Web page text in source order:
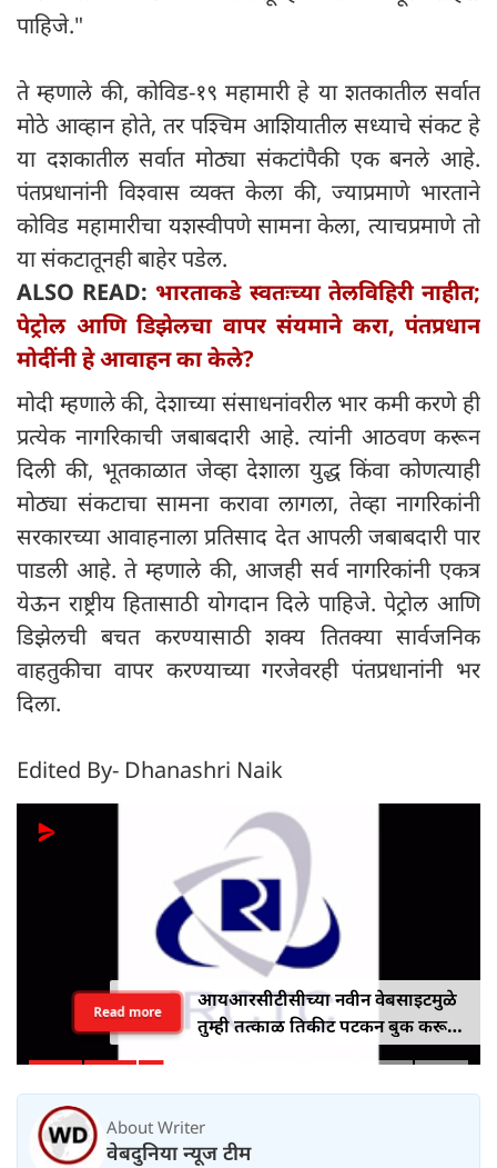
पाहिजे."
ते म्हणाले की, कोविड-१९ महामारी हे या शतकातील सर्वात
मोठे आव्हान होते, तर पश्चिम आशियातील सध्याचे संकट हे
या दशकातील सर्वात मोठ्या संकटांपैकी एक बनले आहे.
पंतप्रधानांनी विश्वास व्यक्त केला की, ज्याप्रमाणे भारताने
कोविड महामारीचा यशस्वीपणे सामना केला, त्याचप्रमाणे तो
या संकटातूनही बाहेर पडेल.
ALSO READ: भारताकडे स्वतःच्या तेलविहिरी नाहीत;
पेट्रोल आणि डिझेलचा वापर संयमाने करा, पंतप्रधान
मोदींनी हे आवाहन का केले?
मोदी म्हणाले की, देशाच्या संसाधनांवरील भार कमी करणे ही
प्रत्येक नागरिकाची जबाबदारी आहे. त्यांनी आठवण करून
दिली की, भूतकाळात जेव्हा देशाला युद्ध किंवा कोणत्याही
मोठ्या संकटाचा सामना करावा लागला, तेव्हा नागरिकांनी
सरकारच्या आवाहनाला प्रतिसाद देत आपली जबाबदारी पार
पाडली आहे. ते म्हणाले की, आजही सर्व नागरिकांनी एकत्र
येऊन राष्ट्रीय हितासाठी योगदान दिले पाहिजे. पेट्रोल आणि
डिझेलची बचत करण्यासाठी शक्य तितक्या सार्वजनिक
वाहतुकीचा वापर करण्याच्या गरजेवरही पंतप्रधानांनी भर
दिला.
Edited By- Dhanashri Naik
आयआरसीटीसीच्या नवीन वेबसाइटमुळे
तुम्ही तत्काळ तिकीट पटकन बुक करू
Read more
About Writer
वेबदुनिया न्यूज टीम